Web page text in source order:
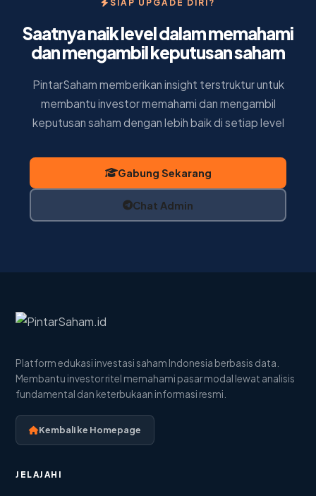
SIAP UPGADE DIRI?
Saatnya naik level dalam memahami
dan mengambil keputusan saham
PintarSaham memberikan insight terstruktur untuk
membantu investor memahami dan mengambil
keputusan saham dengan lebih baik di setiap level
Gabung Sekarang
Chat Admin
Platform edukasi investasi saham Indonesia berbasis data.
Membantu investor ritel memahami pasar modal lewat analisis
fundamental dan keterbukaan informasi resmi.
Kembali ke Homepage
JELAJAHI